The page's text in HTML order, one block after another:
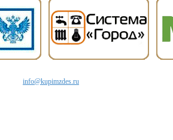
info@kupimzdes.ru